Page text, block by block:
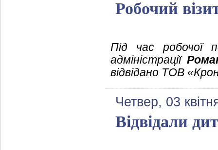
Робочий
Під час робочої
адміністрації
відвідано ТОВ
Четвер, 03
Відвідали